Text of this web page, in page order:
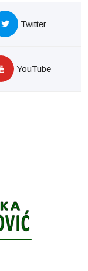
Twitter
YouTube